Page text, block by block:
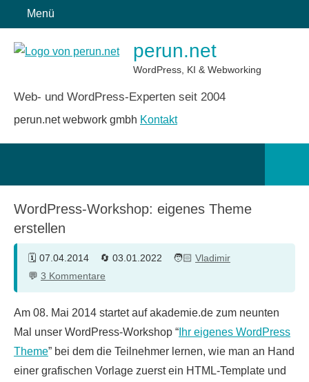
Inhalt
springen
Menü
perun.net
WordPress, KI & Webworking
Web- und WordPress-Experten seit 2004
perun.net webwork gmbh Kontakt
WordPress-Workshop: eigenes Theme
erstellen
07.04.2014 03.01.2022
Vladimir
3 Kommentare
Am 08. Mai 2014 startet auf akademie.de zum neunten
Mal unser WordPress-Workshop “ Ihr eigenes WordPress
Theme” bei dem die Teilnehmer lernen, wie man an Hand
einer grafischen Vorlage zuerst ein HTML-Template und